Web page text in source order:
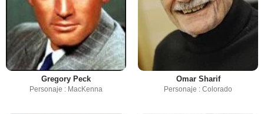
Gregory Peck
Personaje : MacKenna
Omar Sharif
Personaje : Colorado